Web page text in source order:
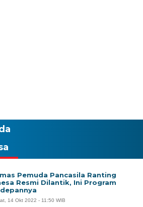
Pemuda Pancasila Ranting
Resmi Dilantik, Ini Program
14 Okt 2022 - 11:50 WIB